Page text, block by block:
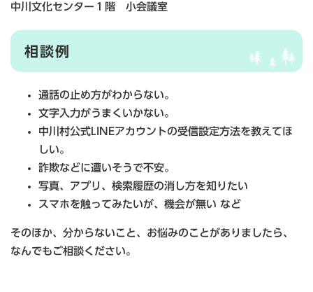
中川文化センター１階 小会議室
相談例
通話の止め方がわからない。
文字入力がうまくいかない。
中川村公式LINEアカウントの受信設定方法を教えてほ
しい。
詐欺などに遭いそうで不安。
写真、アプリ、検索履歴の消し方を知りたい
スマホを触ってみたいが、機会が無い など​
そのほか、分からないこと、お悩みのことがありましたら、
なんでもご相談ください。​